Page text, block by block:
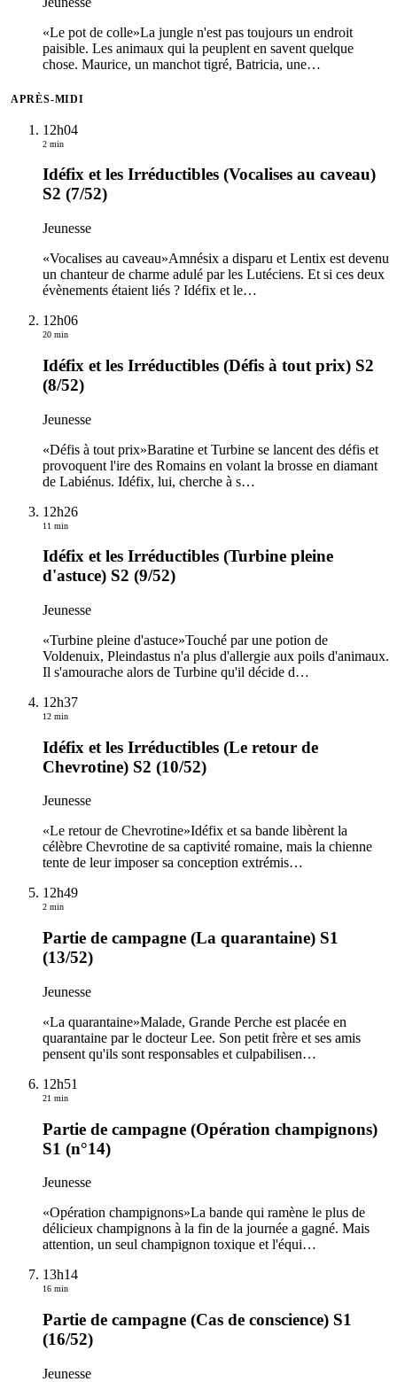
«Le pot de colle»La jungle n'est pas toujours un endroit
paisible. Les animaux qui la peuplent en savent quelque
chose. Maurice, un manchot tigré, Batricia, une…
APRÈS-MIDI
12h04
2 min
Idéfix et les Irréductibles (Vocalises au caveau)
S2 (7/52)
Jeunesse
«Vocalises au caveau»Amnésix a disparu et Lentix est devenu
un chanteur de charme adulé par les Lutéciens. Et si ces deux
évènements étaient liés ? Idéfix et le…
12h06
20 min
Idéfix et les Irréductibles (Défis à tout prix) S2
(8/52)
Jeunesse
«Défis à tout prix»Baratine et Turbine se lancent des défis et
provoquent l'ire des Romains en volant la brosse en diamant
de Labiénus. Idéfix, lui, cherche à s…
12h26
11 min
Idéfix et les Irréductibles (Turbine pleine
d'astuce) S2 (9/52)
Jeunesse
«Turbine pleine d'astuce»Touché par une potion de
Voldenuix, Pleindastus n'a plus d'allergie aux poils d'animaux.
Il s'amourache alors de Turbine qu'il décide d…
12h37
12 min
Idéfix et les Irréductibles (Le retour de
Chevrotine) S2 (10/52)
Jeunesse
«Le retour de Chevrotine»Idéfix et sa bande libèrent la
célèbre Chevrotine de sa captivité romaine, mais la chienne
tente de leur imposer sa conception extrémis…
12h49
2 min
Partie de campagne (La quarantaine) S1
(13/52)
Jeunesse
«La quarantaine»Malade, Grande Perche est placée en
quarantaine par le docteur Lee. Son petit frère et ses amis
pensent qu'ils sont responsables et culpabilisen…
12h51
21 min
Partie de campagne (Opération champignons)
S1 (n°14)
Jeunesse
«Opération champignons»La bande qui ramène le plus de
délicieux champignons à la fin de la journée a gagné. Mais
attention, un seul champignon toxique et l'équi…
13h14
16 min
Partie de campagne (Cas de conscience) S1
(16/52)
Jeunesse